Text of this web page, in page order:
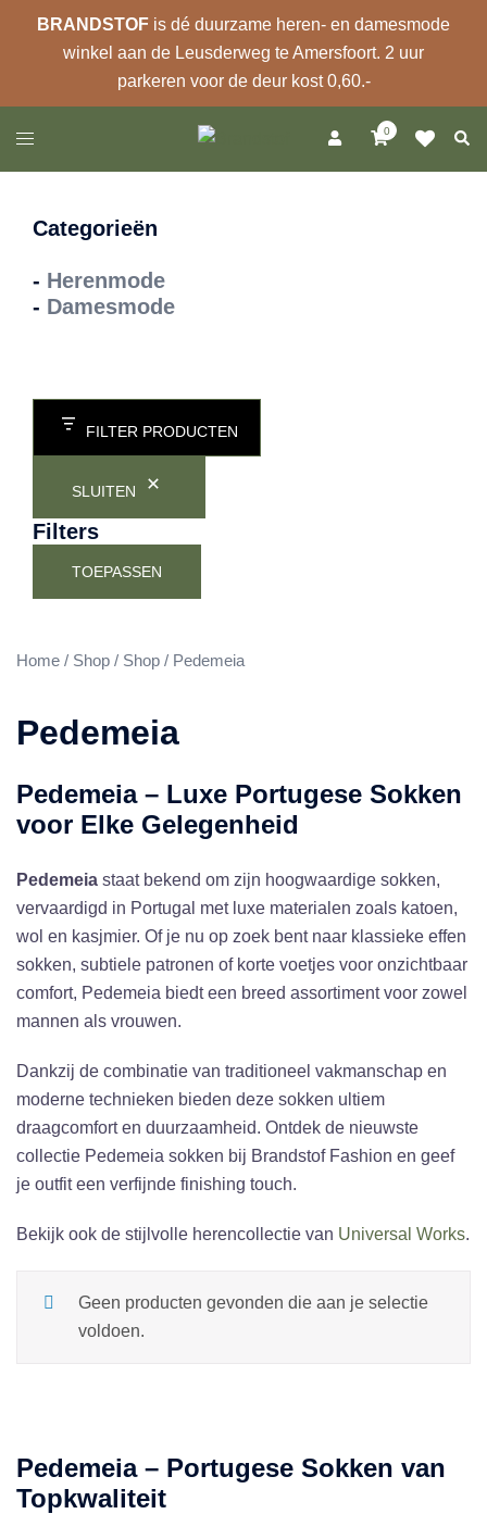
BRANDSTOF is dé duurzame heren- en damesmode
winkel aan de Leusderweg te Amersfoort. 2 uur
parkeren voor de deur kost 0,60.-
naar
de
Toggle
0
Home / Shop / Shop / Pedemeia
Pedemeia
Pedemeia – Luxe Portugese Sokken
voor Elke Gelegenheid
Pedemeia staat bekend om zijn hoogwaardige sokken,
vervaardigd in Portugal met luxe materialen zoals katoen,
wol en kasjmier. Of je nu op zoek bent naar klassieke effen
sokken, subtiele patronen of korte voetjes voor onzichtbaar
comfort, Pedemeia biedt een breed assortiment voor zowel
mannen als vrouwen.
Dankzij de combinatie van traditioneel vakmanschap en
moderne technieken bieden deze sokken ultiem
draagcomfort en duurzaamheid. Ontdek de nieuwste
collectie Pedemeia sokken bij Brandstof Fashion en geef
je outfit een verfijnde finishing touch.
Bekijk ook de stijlvolle herencollectie van Universal Works.
Geen producten gevonden die aan je selectie
voldoen.
Pedemeia – Portugese Sokken van
Topkwaliteit
Categorieën
- Herenmode
- Damesmode
FILTER PRODUCTEN
SLUITEN
Filters
TOEPASSEN